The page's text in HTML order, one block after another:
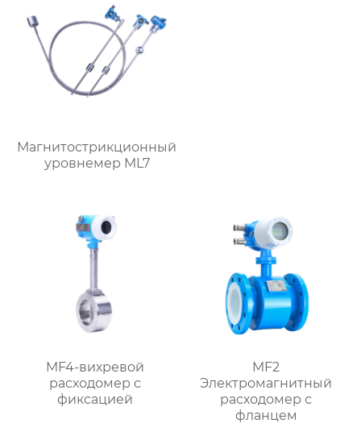
Магнитострикционный
уровнемер ML7
MF4-вихревой
расходомер с
фиксацией
MF2
Электромагнитный
расходомер с
фланцем